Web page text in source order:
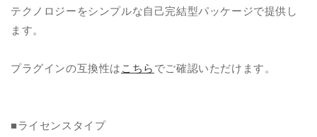
テクノロジーをシンプルな自己完結型パッケージで提供し
ます。
プラグインの互換性は こちら でご確認いただけます。
■ライセンスタイプ